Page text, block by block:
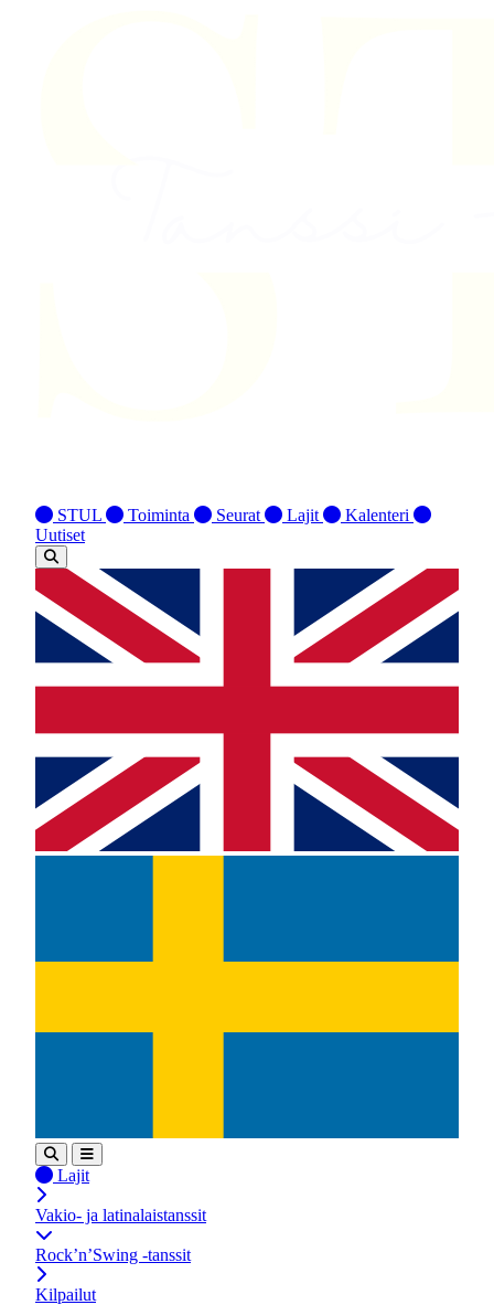
STUL Toiminta Seurat Lajit
Kalenteri
Uutiset
Lajit
Vakio- ja latinalaistanssit
Rock’n’Swing -tanssit
Kilpailut